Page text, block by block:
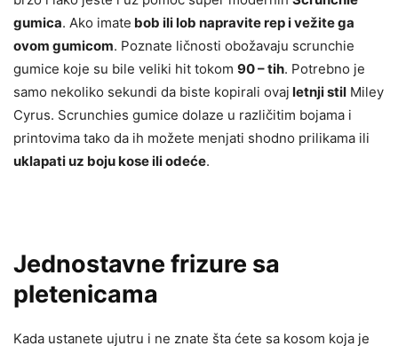
gumica. Ako imate bob ili lob napravite rep i vežite ga
ovom gumicom. Poznate ličnosti obožavaju scrunchie
gumice koje su bile veliki hit tokom 90 – tih. Potrebno je
samo nekoliko sekundi da biste kopirali ovaj letnji stil Miley
Cyrus. Scrunchies gumice dolaze u različitim bojama i
printovima tako da ih možete menjati shodno prilikama ili
uklapati uz boju kose ili odeće.
Jednostavne frizure sa
pletenicama
Kada ustanete ujutru i ne znate šta ćete sa kosom koja je